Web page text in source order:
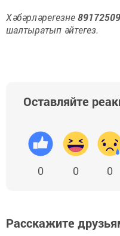
Хәбәрләрегезне
шалтыратып әйтегез.
Оставляйте
0 0 0
Расскажите